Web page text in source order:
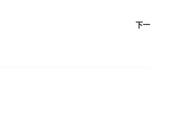
下一